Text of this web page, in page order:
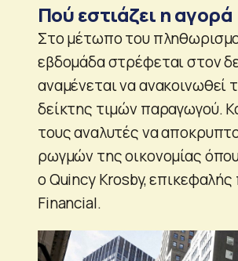
Πού εστιάζει η αγορά
Στο μέτωπο του
εβδομάδα στρέφεται στον
αναμένεται να
δείκτης τιμών παραγωγού.
τους αναλυτές να
ρωγμών της οικονομίας
ο Quincy Krosby,
Financial.